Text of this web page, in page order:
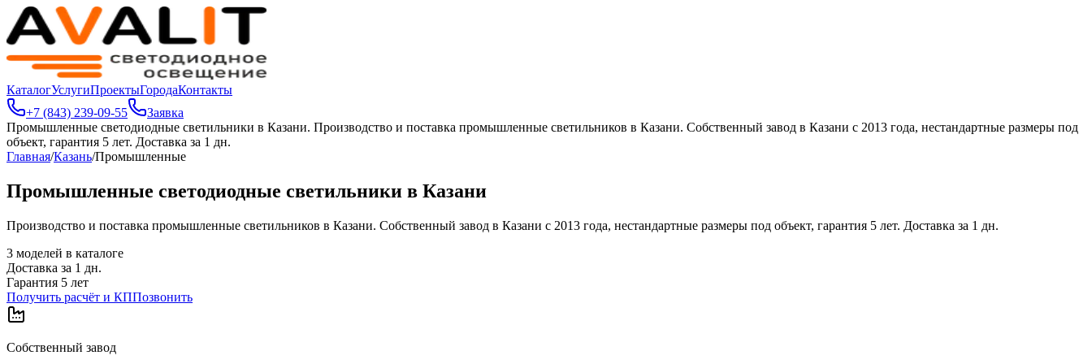
КаталогУслугиПроектыГородаКонтакты
+7 (843) 239-09-55
Заявка
Промышленные светодиодные светильники в Казани. Производство и поставка промышленные светильников в Казани. Собственный завод в Казани с 2013 года, нестандартные размеры под
объект, гарантия 5 лет. Доставка за 1 дн.
Главная/Казань/Промышленные
Промышленные светодиодные светильники в Казани
Производство и поставка промышленные светильников в Казани. Собственный завод в Казани с 2013 года, нестандартные размеры под объект, гарантия 5 лет. Доставка за 1 дн.
3 моделей в каталоге
Доставка за 1 дн.
Гарантия 5 лет
Получить расчёт и КППозвонить
Собственный завод